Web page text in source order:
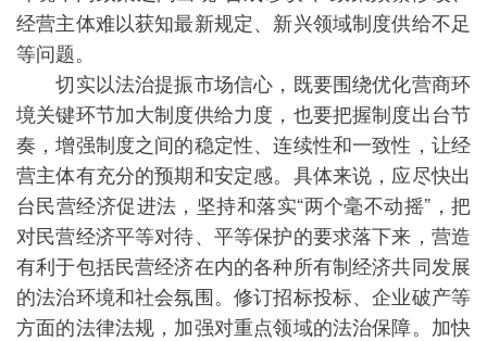
经营主体难以获知最新规定、新兴领域制度供给不足
等问题。
切实以法治提振市场信心，既要围绕优化营商环
境关键环节加大制度供给力度，也要把握制度出台节
奏，增强制度之间的稳定性、连续性和一致性，让经
营主体有充分的预期和安定感。具体来说，应尽快出
台民营经济促进法，坚持和落实“两个毫不动摇”，把
对民营经济平等对待、平等保护的要求落下来，营造
有利于包括民营经济在内的各种所有制经济共同发展
的法治环境和社会氛围。修订招标投标、企业破产等
方面的法律法规，加强对重点领域的法治保障。加快